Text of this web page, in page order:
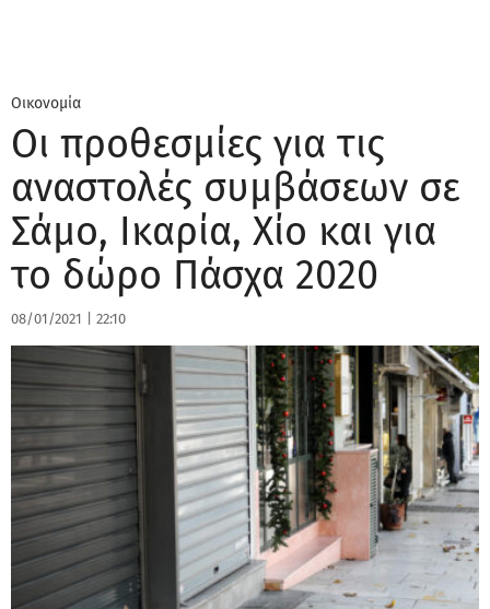
Οικονομία
Οι προθεσμίες για τις
αναστολές συμβάσεων σε
Σάμο, Ικαρία, Χίο και για
το δώρο Πάσχα 2020
08/01/2021 22:10